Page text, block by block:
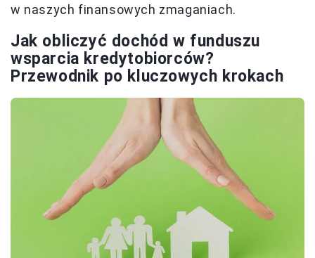
w naszych finansowych zmaganiach.
Jak obliczyć dochód w funduszu
wsparcia kredytobiorców?
Przewodnik po kluczowych krokach